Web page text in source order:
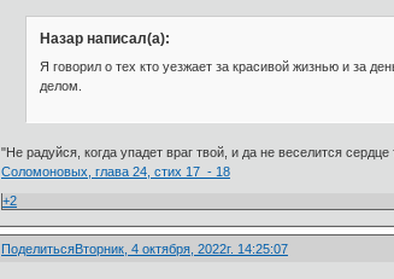
Назар написал(а):
Я говорил о тех кто уезжает за красивой жизнью и за
делом.
"Не радуйся, когда упадет враг твой, и да не веселится
Соломоновых, глава 24, стих 17 - 18
+2
ПоделитьсяВторник, 4 октября, 2022г. 14:25:07